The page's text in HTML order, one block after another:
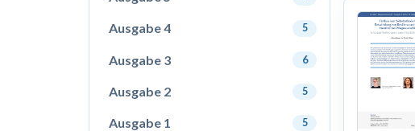
Ausgabe 4 5
Ausgabe 3 6
Ausgabe 2 5
Ausgabe 1 5